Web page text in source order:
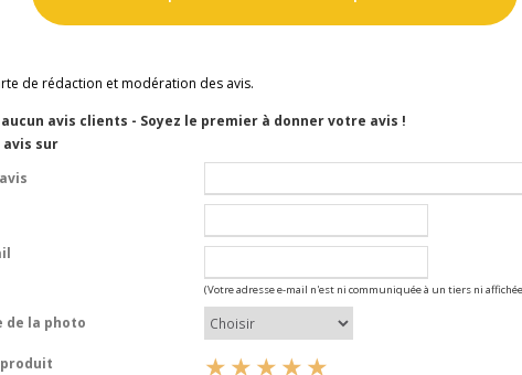
de rédaction et modération des avis.
avis clients - Soyez le premier à donner votre avis !
avis sur
(Votre adresse e-mail n'est ni communiquée à un tiers ni
de la photo